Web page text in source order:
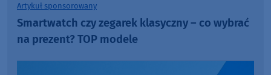
Artykuł sponsorowany
Smartwatch czy zegarek klasyczny – co wybrać
na prezent? TOP modele